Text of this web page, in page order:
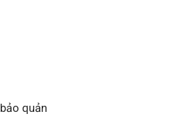
quản